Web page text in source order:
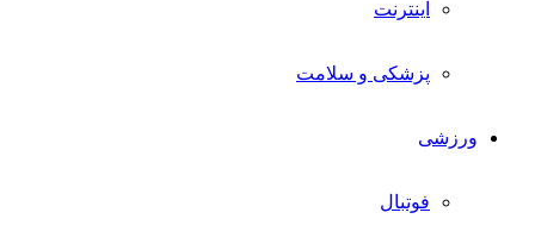
اینترنت
پزشکی و سلامت
ورزشی
فوتبال